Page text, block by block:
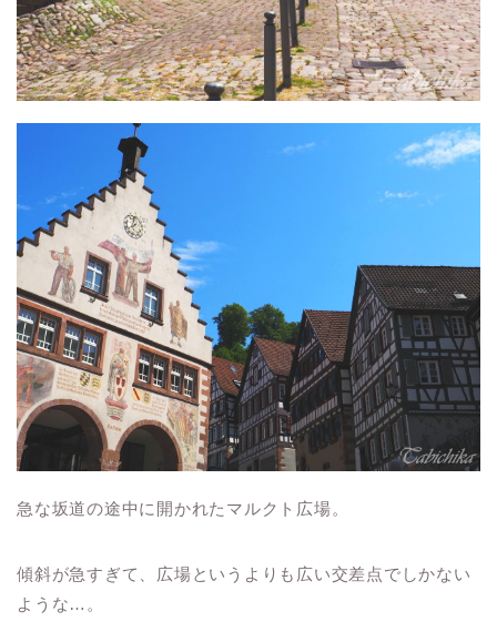
急な坂道の途中に開かれたマルクト広場。
傾斜が急すぎて、広場というよりも広い交差点でしかない
ような…。